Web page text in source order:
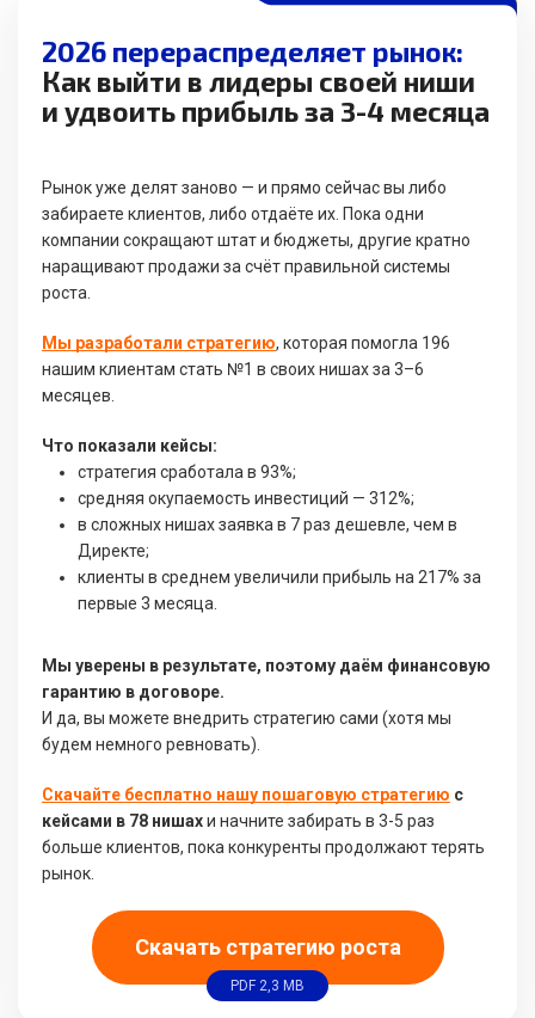
2026 перераспределяет рынок:
Как выйти в лидеры своей ниши
и удвоить прибыль за 3-4 месяца
Рынок уже делят заново — и прямо сейчас вы либо
забираете клиентов, либо отдаёте их. Пока одни
компании сокращают штат и бюджеты, другие кратно
наращивают продажи за счёт правильной системы
роста.
Мы разработали стратегию, которая помогла 196
нашим клиентам стать №1 в своих нишах за 3–6
месяцев.
Что показали кейсы:
стратегия сработала в 93%;
средняя окупаемость инвестиций — 312%;
в сложных нишах заявка в 7 раз дешевле, чем в
Директе;
клиенты в среднем увеличили прибыль на 217% за
первые 3 месяца.
Мы уверены в результате, поэтому даём финансовую
гарантию в договоре.
И да, вы можете внедрить стратегию сами (хотя мы
будем немного ревновать).
Скачайте бесплатно нашу пошаговую стратегию с
кейсами в 78 нишахи начните забирать в 3-5 раз
больше клиентов, пока конкуренты продолжают терять
рынок.
Скачать стратегию роста
PDF 2,3 MB